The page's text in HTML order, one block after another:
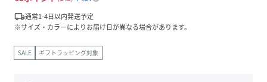
local_shipping通常1-4日以内発送予定
※サイズ・カラーによりお届け日が異なる場合があります。
SALE ギフトラッピング対象